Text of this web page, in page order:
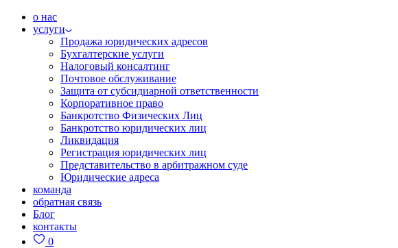
о нас
услуги
Продажа юридических адресов
Бухгалтерские услуги
Налоговый консалтинг
Почтовое обслуживание
Защита от субсидиарной ответственности
Корпоративное право
Банкротство Физических Лиц
Банкротство юридических лиц
Ликвидация
Регистрация юридических лиц
Представительство в арбитражном суде
Юридические адреса
команда
обратная связь
Блог
контакты
0